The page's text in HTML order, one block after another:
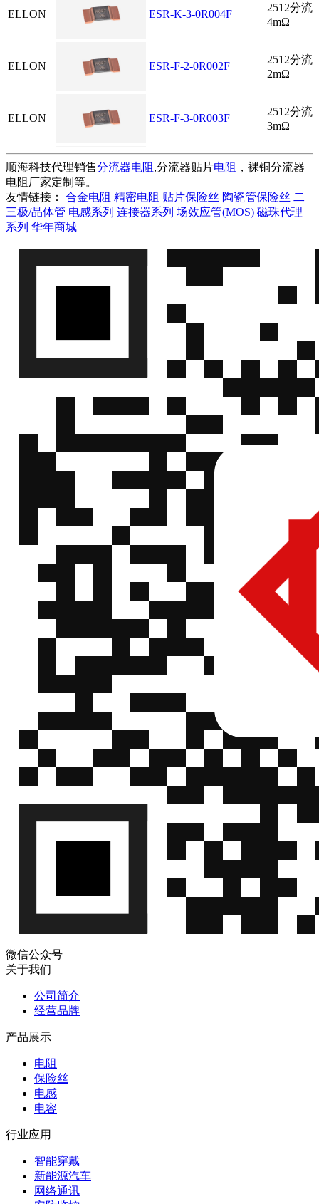
ELLON ESR-K-3-0R004F
2512分流
4mΩ
ELLON ESR-F-2-0R002F
2512分流
2mΩ
ELLON ESR-F-3-0R003F
2512分流
3mΩ
ELLON ESR-F-3-0R004F
2512分流
ELLON ESR-F-3-0R005F
2512分流
ESR-M-5-0R0003F
ELLON ESR-M-5-0R0005F
0.2mΩ
阻 1mΩ
ELLON ESR-K-5-0R002F
3920 分
阻 2mΩ
ELLON ESR-K-5-0R003F
3920 分
阻 3mΩ
阻 1mΩ
3920 分
ESR-F-5-0R004F
ELLON
ELLON
ELLON
ELLON
顺海科技代理销售分流器电阻 ,分流器贴片电阻 ，裸铜分流器
电阻厂家定制等。
友情链接：
合金电阻 精密电阻 贴片保险丝 陶瓷管保险丝 二
三极/晶体管 电感系列 连接器系列 场效应管(MOS) 磁珠代理
系列 华年商城
微信公众号
关于我们
公司简介
经营品牌
产品展示
电阻
保险丝
电感
电容
行业应用
智能穿戴
新能源汽车
网络通讯